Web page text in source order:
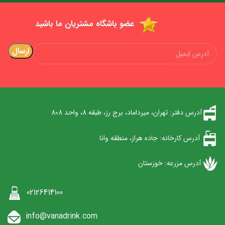
عضو باشگاه مشتریان ما باشید
آدرس دفتر: تهران، میرداماد، برج رز، طبقه 8، واحد 808
آدرس کارخانه: جاده هراز، منطقه وانا
آدرس مزرعه: خوزستان
02126414100
info@vanadrink.com